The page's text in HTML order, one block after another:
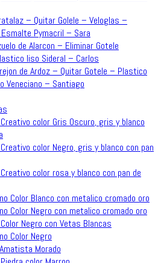
– Quitar Golele – Veloglas –
Pymacril – Sara
de Alarcon – Eliminar Gotele
liso Sideral – Carlos
de Ardoz – Quitar Gotele – Plastico
Veneciano – Santiago
color Gris Oscuro, gris y blanco
color Negro, gris y blanco con pan
color rosa y blanco con pan de
Color Blanco con metalico cromado oro
Color Negro con metalico cromado oro
Negro con Vetas Blancas
Color Negro
Morado